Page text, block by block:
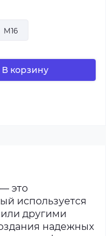
М16
В корзину
— это
используется
другими
надежных